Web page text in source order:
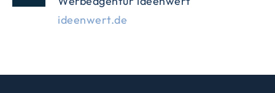
ideenwert.de